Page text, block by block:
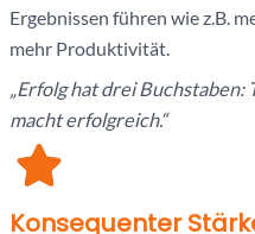
Ergebnissen führen wie z.B.
mehr Produktivität.
„Erfolg hat drei Buchstaben:
macht erfolgreich.“
Konsequenter